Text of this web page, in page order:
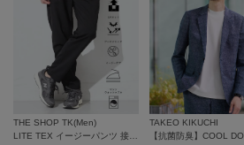
THE SHOP TK(Men)
LITE TEX イージーパンツ 接触冷感/吸水速乾/UVカット/アンチピリング/イージーケア/洗濯機OK/セットアップ可
TAKEO KIKUCHI